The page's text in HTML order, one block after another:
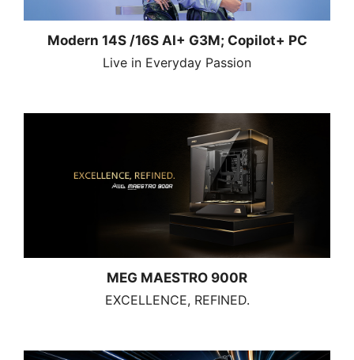
Modern 14S /16S AI+ G3M; Copilot+ PC
Live in Everyday Passion
MEG MAESTRO 900R
EXCELLENCE, REFINED.